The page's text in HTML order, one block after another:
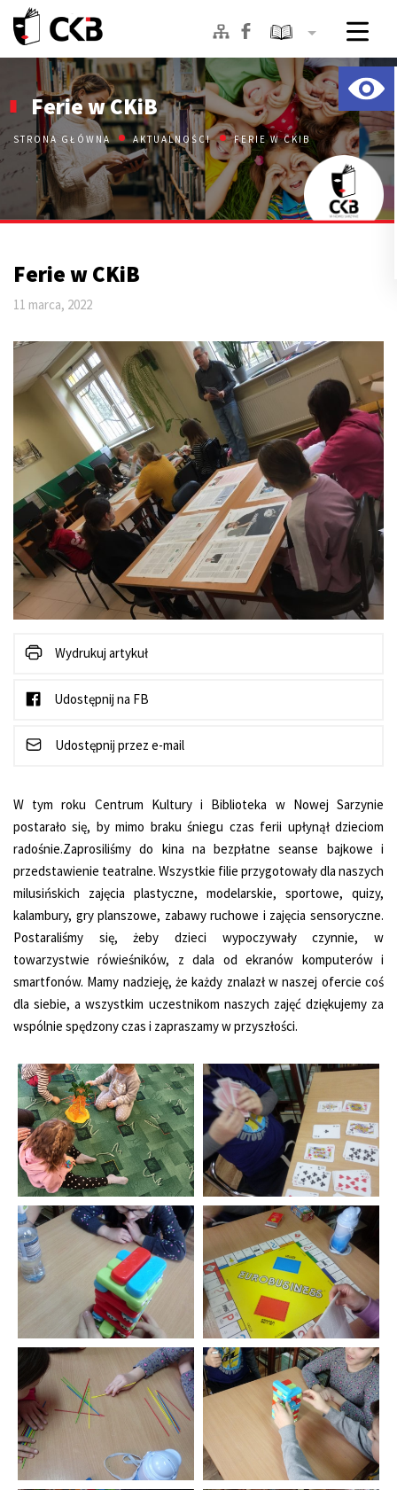
contentFerie w CKiB
STRONA GŁÓWNA AKTUALNOŚCI FERIE W CKIB
Ferie w CKiB
11 marca, 2022
Wydrukuj artykuł
Udostępnij na FB
Udostępnij przez e-mail
W tym roku Centrum Kultury i Biblioteka w Nowej Sarzynie
postarało się, by mimo braku śniegu czas ferii upłynął dzieciom
radośnie.Zaprosiliśmy do kina na bezpłatne seanse bajkowe i
przedstawienie teatralne. Wszystkie filie przygotowały dla naszych
milusińskich zajęcia plastyczne, modelarskie, sportowe, quizy,
kalambury, gry planszowe, zabawy ruchowe i zajęcia sensoryczne.
Postaraliśmy się, żeby dzieci wypoczywały czynnie, w
towarzystwie rówieśników, z dala od ekranów komputerów i
smartfonów. Mamy nadzieję, że każdy znalazł w naszej ofercie coś
dla siebie, a wszystkim uczestnikom naszych zajęć dziękujemy za
wspólnie spędzony czas i zapraszamy w przyszłości.